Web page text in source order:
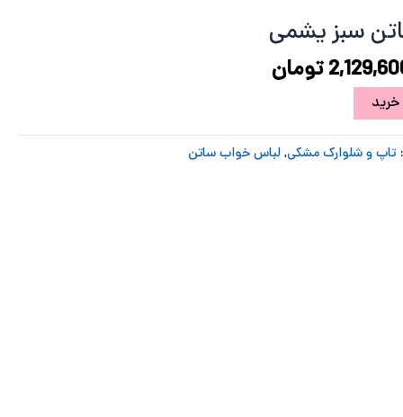
سبز یشمی
تومان
است.
تاپ و شلوارک مشکی,لباس خواب ساتن